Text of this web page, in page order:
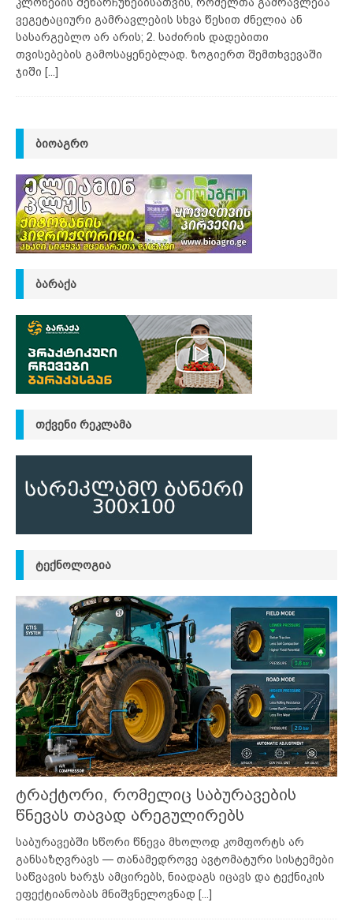
ვეგეტაციური გამრავლების სხვა წესით ძნელია ან
სასარგებლო არ არის; 2. საძირის დადებითი
თვისებების გამოსაყენებლად. ზოგიერთ შემთხვევაში
ჯიში [...]
ᲑᲘᲝᲐᲒᲠᲝ
ᲑᲐᲠᲐᲥᲐ
ᲗᲥᲕᲔᲜᲘ ᲠᲔᲙᲚᲐᲛᲐ
ᲢᲔᲥᲜᲝᲚᲝᲒᲘᲐ
ტრაქტორი, რომელიც საბურავების
წნევას თავად არეგულირებს
საბურავებში სწორი წნევა მხოლოდ კომფორტს არ
განსაზღვრავს — თანამედროვე ავტომატური სისტემები
საწვავის ხარჯს ამცირებს, ნიადაგს იცავს და ტექნიკის
ეფექტიანობას მნიშვნელოვნად [...]